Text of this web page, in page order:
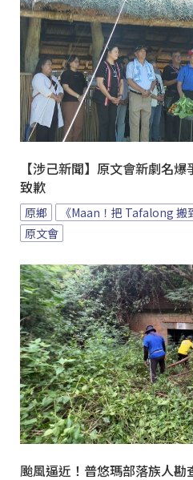
【涉己新聞】原文會新劇名
致歉
原鄉 《Maan！把 Tafalong 搬
原文會
颱風逼近！普悠瑪部落族人勘